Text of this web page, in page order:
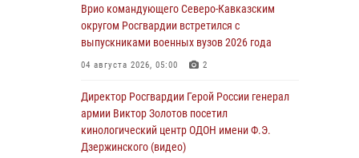
В Кабардино-Балкарии сотрудники
Росгвардии провели турнир по настольному
теннису ко Дню физкультурника
08 августа 2026, 07:00
ОМОН «Ойрат» Управления Росгвардии по
Республике Калмыкия исполнилось 20 лет
08 августа 2026, 07:00
Врио командующего Северо-Кавказским
округом Росгвардии встретился с
выпускниками военных вузов 2026 года
04 августа 2026, 05:00 2
Директор Росгвардии Герой России генерал
армии Виктор Золотов посетил
кинологический центр ОДОН имени Ф.Э.
Дзержинского (видео)